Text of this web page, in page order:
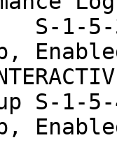
1-5-
S-1-